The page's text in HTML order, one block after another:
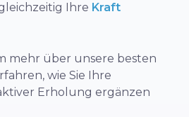
Ihre Kraft
mehr über unsere besten
wie Sie Ihre
Erholung ergänzen